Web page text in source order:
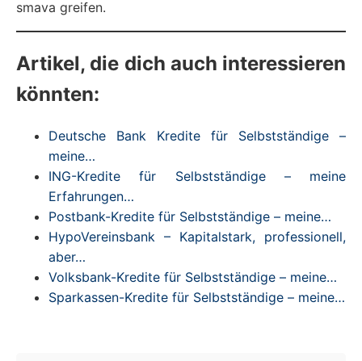
smava greifen.
Artikel, die dich auch interessieren
könnten:
Deutsche Bank Kredite für Selbstständige –
meine…
ING-Kredite für Selbstständige – meine
Erfahrungen…
Postbank-Kredite für Selbstständige – meine…
HypoVereinsbank – Kapitalstark, professionell,
aber…
Volksbank-Kredite für Selbstständige – meine…
Sparkassen-Kredite für Selbstständige – meine…